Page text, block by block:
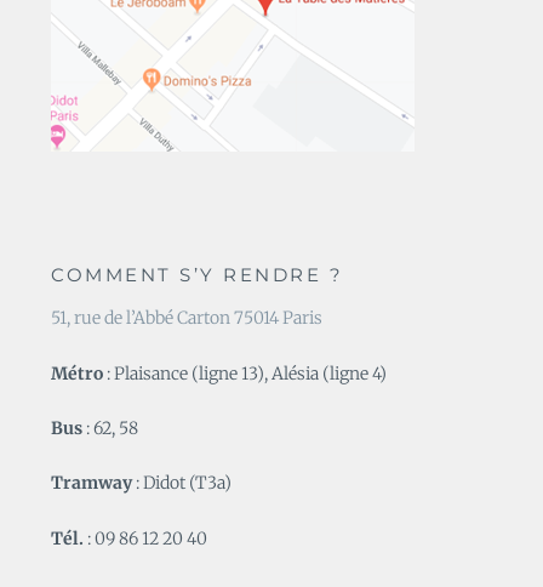
COMMENT S’Y RENDRE ?
51, rue de l’Abbé Carton 75014 Paris
Métro : Plaisance (ligne 13), Alésia (ligne 4)
Bus : 62, 58
Tramway: Didot (T3a)
Tél. : 09 86 12 20 40